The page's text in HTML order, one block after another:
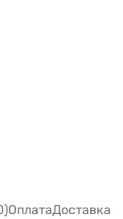
ОплатаДоставка